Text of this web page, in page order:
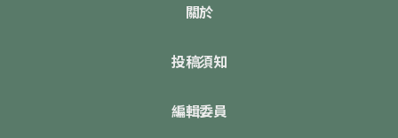
關於
投稿須知
編輯委員